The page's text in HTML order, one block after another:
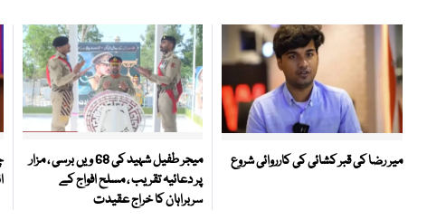
میر رضا کی قبر کشائی کی کارروائی شروع
میجر طفیل شہید کی 68 ویں برسی ، مزار
پر دعائیہ تقریب ، مسلح افواج کے
سربراہان کا خراج عقیدت